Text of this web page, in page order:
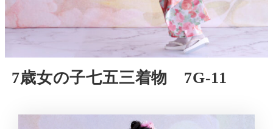
7歳女の子七五三着物 7G-11